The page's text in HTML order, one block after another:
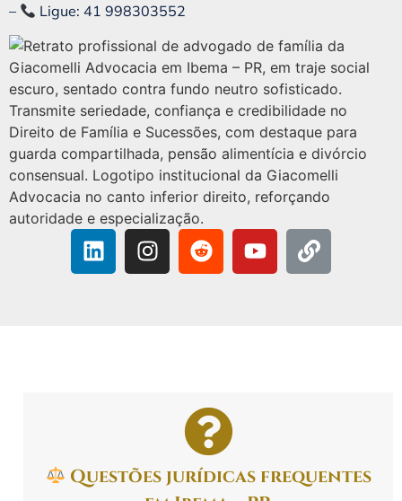
–
Ligue: 41 998303552
Questões jurídicas frequentes